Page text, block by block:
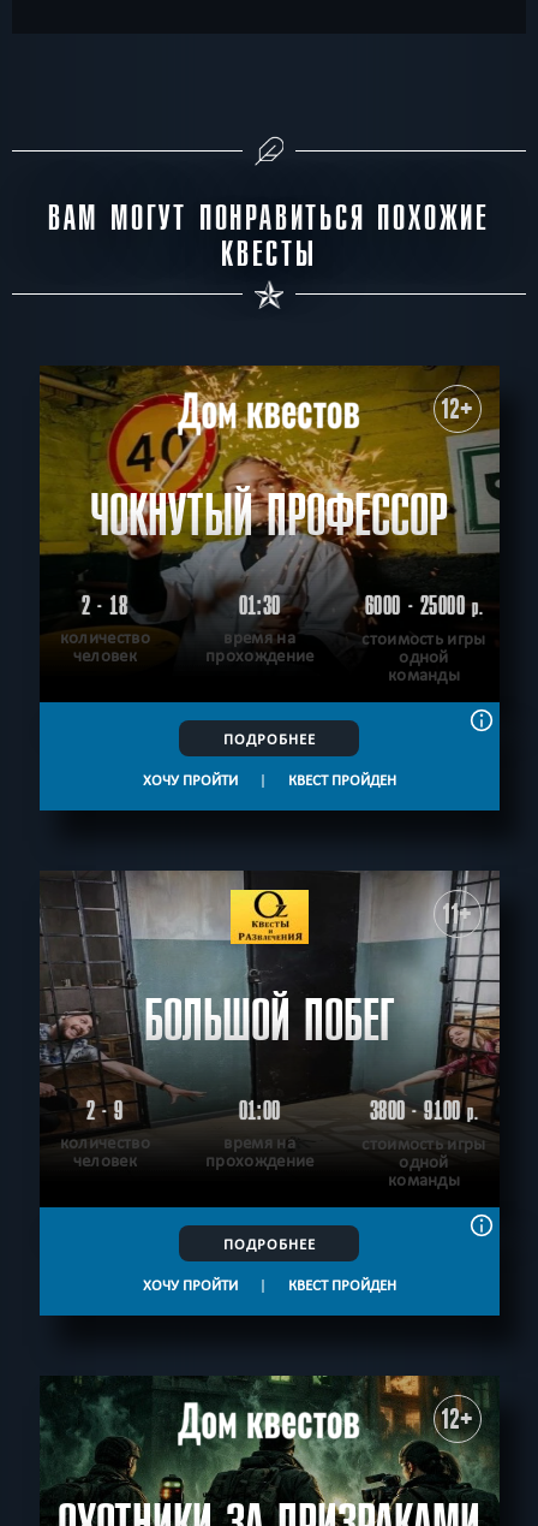
ВАМ МОГУТ ПОНРАВИТЬСЯ ПОХОЖИЕ
КВЕСТЫ
12+
ЧОКНУТЫЙ ПРОФЕССОР
2 - 18
количество
человек
01:30
время на
прохождение
6000 - 25000р.
стоимость игры
одной
команды
ПОДРОБНЕЕ
ХОЧУ ПРОЙТИ | КВЕСТ ПРОЙДЕН
11+
БОЛЬШОЙ ПОБЕГ
2 - 9
количество
человек
01:00
время на
прохождение
3800 - 9100р.
стоимость игры
одной
команды
ПОДРОБНЕЕ
ХОЧУ ПРОЙТИ | КВЕСТ ПРОЙДЕН
12+